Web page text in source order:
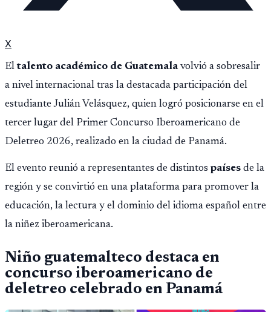
X
Eltalento académico de Guatemalavolvió a sobresalir
a nivel internacional tras la destacada participación del
estudiante Julián Velásquez, quien logró posicionarse en el
tercer lugar del Primer Concurso Iberoamericano de
Deletreo 2026, realizado en la ciudad de Panamá.
El evento reunió a representantes de distintos países de la
región y se convirtió en una plataforma para promover la
educación, la lectura y el dominio del idioma español entre
la niñez iberoamericana.
Niño guatemalteco destaca en
concurso iberoamericano de
deletreo celebrado en Panamá